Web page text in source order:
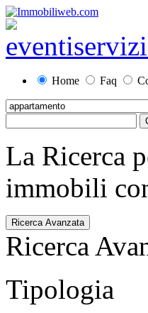
Home Faq
La Ricerca
immobili
Ricerca Avanzata
Ricerca
Tipologia